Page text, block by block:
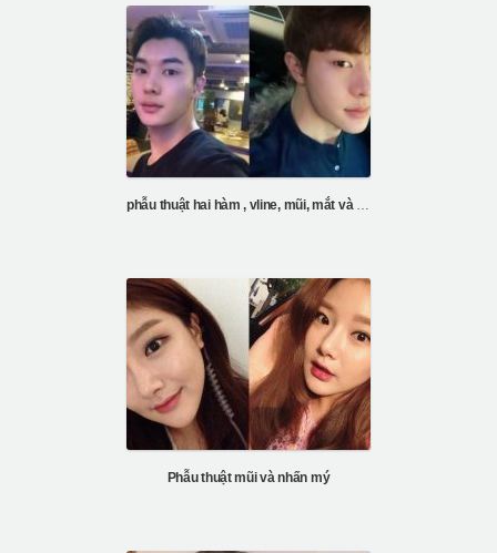
phẫu thuật hai hàm , vline, mũi, mắt và tiêm mỡ trán
Phẫu thuật mũi và nhấn mý